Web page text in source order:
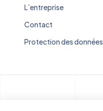
L’entreprise
Contact
Protection des données